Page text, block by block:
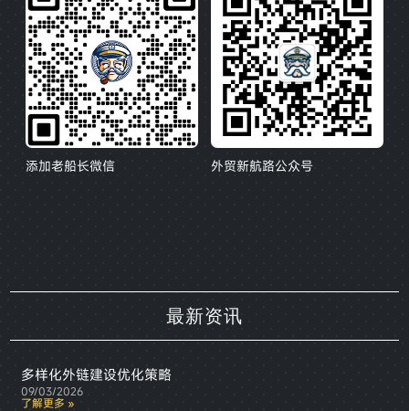
添加老船长微信 外贸新航路公众号
最新资讯
多样化外链建设优化策略
09/03/2026
了解更多 »